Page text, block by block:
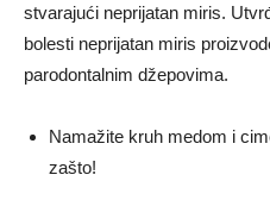
stvarajući neprijatan miris.
bolesti neprijatan miris
parodontalnim džepovima.
Namažite kruh medom i
zašto!